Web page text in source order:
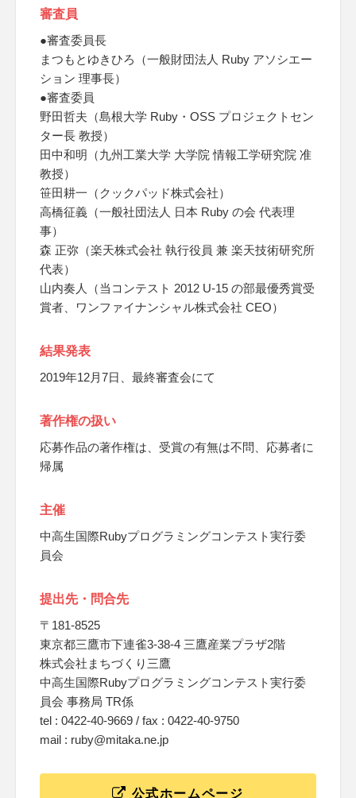
審査員
●審査委員長
まつもとゆきひろ（一般財団法人 Ruby アソシエー
ション 理事長）
●審査委員
野田哲夫（島根大学 Ruby・OSS プロジェクトセン
ター長 教授）
田中和明（九州工業大学 大学院 情報工学研究院 准
教授）
笹田耕一（クックパッド株式会社）
高橋征義（一般社団法人 日本 Ruby の会 代表理
事）
森 正弥（楽天株式会社 執行役員 兼 楽天技術研究所
代表）
山内奏人（当コンテスト 2012 U-15 の部最優秀賞受
賞者、ワンファイナンシャル株式会社 CEO）
結果発表
2019年12月7日、最終審査会にて
著作権の扱い
応募作品の著作権は、受賞の有無は不問、応募者に
帰属
主催
中高生国際Rubyプログラミングコンテスト実行委
員会
提出先・問合先
〒181-8525
東京都三鷹市下連雀3-38-4 三鷹産業プラザ2階
株式会社まちづくり三鷹
中高生国際Rubyプログラミングコンテスト実行委
員会 事務局 TR係
tel : 0422-40-9669 / fax : 0422-40-9750
mail : ruby@mitaka.ne.jp
公式ホームページ